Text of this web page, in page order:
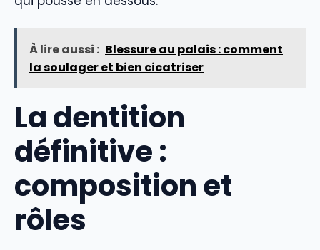
À lire aussi : Blessure au palais : comment
la soulager et bien cicatriser
La dentition
définitive :
composition et
rôles